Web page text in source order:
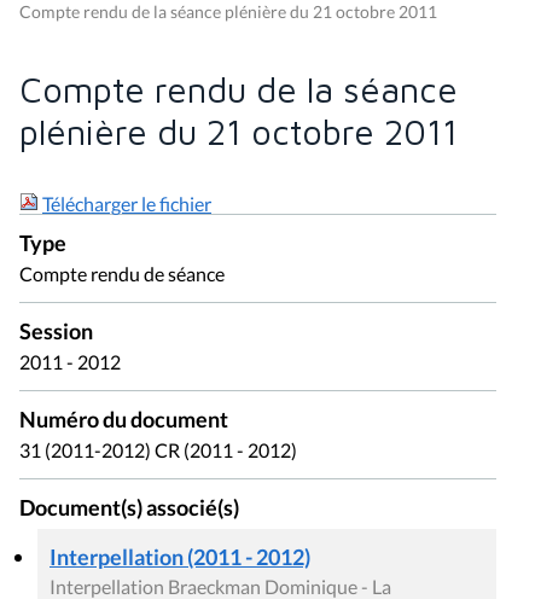
Compte rendu de la séance plénière du 21 octobre 2011
Compte rendu de la séance
plénière du 21 octobre 2011
Télécharger le fichier
Type
Compte rendu de séance
Session
2011 - 2012
Numéro du document
31 (2011-2012) CR (2011 - 2012)
Document(s) associé(s)
Interpellation (2011 - 2012)
Interpellation Braeckman Dominique - La